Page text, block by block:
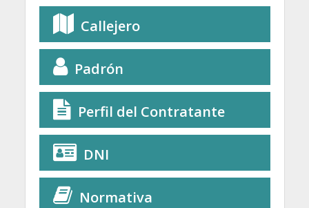
Callejero
Padrón
Perfil del Contratante
DNI
Normativa